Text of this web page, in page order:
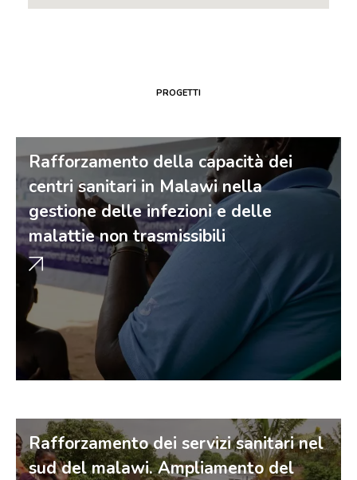
PROGETTI
Rafforzamento della capacità dei
centri sanitari in Malawi nella
gestione delle infezioni e delle
malattie non trasmissibili
Rafforzamento dei servizi sanitari nel
sud del malawi. Ampliamento del